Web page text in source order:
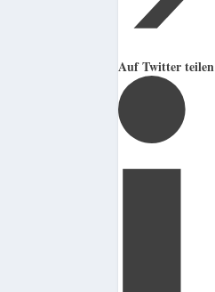
Auf Twitter teilen